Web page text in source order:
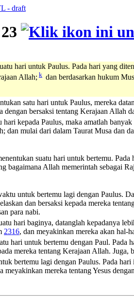
- draft
hari untuk Paulus. Pada hari yang
Allah; k dan berdasarkan hukum
satu hari untuk Paulus, mereka
dengan bersaksi tentang Kerajaan Allah
hari kepada Paulus, maka amatlah
dan mulai dari dalam Taurat Musa dan
suatu hari untuk bertemu.
bagaimana Allah memerintah sebagai
untuk bertemu lagi dengan Paulus.
dan bersaksi kepada mereka
para nabi.
hari baginya, datanglah kepadanya
2316, dan meyakinkan mereka akan hal-
hari untuk bertemu dengan Paul.
mereka tentang Kerajaan Allah.
bertemu lagi dengan Paulus. Pada
meyakinkan mereka tentang Yesus